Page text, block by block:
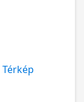
Térkép